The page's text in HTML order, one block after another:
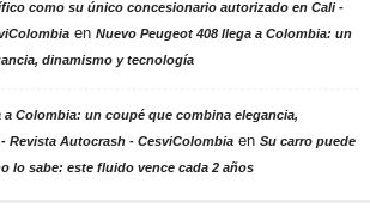
como su único concesionario autorizado en Cali -
en Nuevo Peugeot 408 llega a Colombia: un
dinamismo y tecnología
a Colombia: un coupé que combina elegancia,
Revista Autocrash - CesviColombia en Su carro puede
lo sabe: este fluido vence cada 2 años